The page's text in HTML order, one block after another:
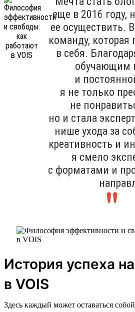
еще в 2016 году,
ее осуществить.
команду, которая
в себя.
обучающим
и
я не только
не
но и стала
нише ухода за
креативность и
я смело
с форматами и
История успеха
в VOIS
Здесь каждый может оставаться